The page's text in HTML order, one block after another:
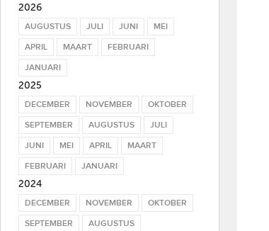
2026
AUGUSTUS JULI JUNI
MEI
APRIL
MAART
FEBRUARI
JANUARI
2025
DECEMBER NOVEMBER
OKTOBER
SEPTEMBER
AUGUSTUS
JULI
JUNI
MEI APRIL
MAART
FEBRUARI
JANUARI
2024
DECEMBER NOVEMBER
OKTOBER
SEPTEMBER
AUGUSTUS